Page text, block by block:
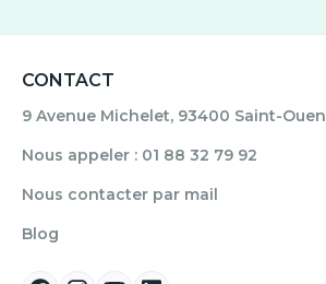
CONTACT
9 Avenue Michelet, 93400 Saint-Ouen
Nous appeler : 01 88 32 79 92
Nous contacter par mail
Blog